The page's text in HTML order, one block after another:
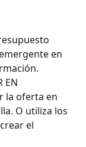
en
EN
la oferta en
O utiliza los
el